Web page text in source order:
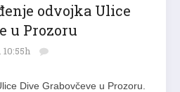
odvojka Ulice
u Prozoru
10:55h
Dive Grabovčeve u Prozoru.